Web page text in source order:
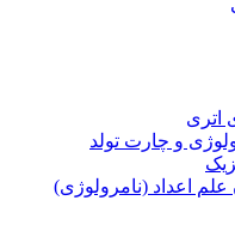
اتری
و چارت تولد
اعداد (نامرولوژی)